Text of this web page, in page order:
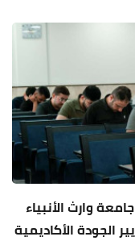
وارث الأنبياء
الجودة الأكاديمية